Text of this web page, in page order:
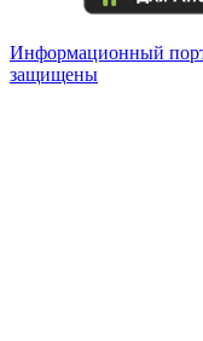
Информационный
защищены